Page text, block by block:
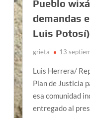
Pueblo
demandas
Luis Potosí)
grieta 13
Luis Herrera/
Plan de Justicia
esa comunidad
entregado al